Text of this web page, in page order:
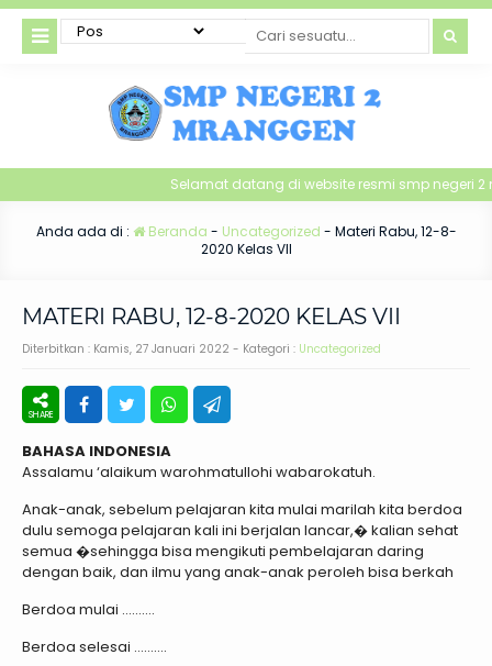
Selamat datang di website resmi smp negeri 2
Anda ada di : Beranda - Uncategorized - Materi Rabu, 12-8-
2020 Kelas VII
MATERI RABU, 12-8-2020 KELAS VII
Diterbitkan : Kamis, 27 Januari 2022 - Kategori : Uncategorized
BAHASA INDONESIA
Assalamu ‘alaikum warohmatullohi wabarokatuh.
Anak-anak, sebelum pelajaran kita mulai marilah kita berdoa
dulu semoga pelajaran kali ini berjalan lancar,� kalian sehat
semua �sehingga bisa mengikuti pembelajaran daring
dengan baik, dan ilmu yang anak-anak peroleh bisa berkah
Berdoa mulai ……….
Berdoa selesai ……….